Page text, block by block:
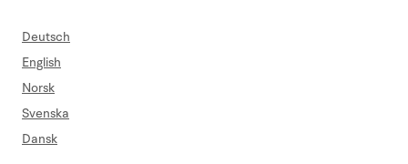
Deutsch
English
Norsk
Svenska
Dansk